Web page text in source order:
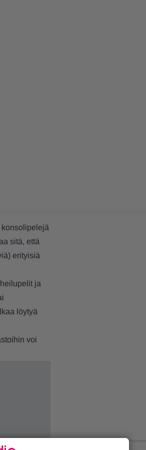
sitä, että
erityisiä
ja
löytyä
voi